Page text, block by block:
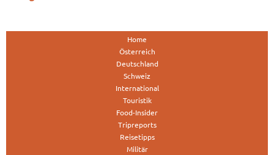
Home
Österreich
Deutschland
Schweiz
International
Touristik
Food-Insider
Tripreports
Reisetipps
Militär